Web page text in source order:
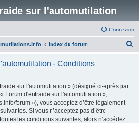
sur l'automutilation
Connexion
Index du forum
h
- Conditions
sur l'automutilation » (désigné ci-après par
Forum d'entraide sur l'automutilation »,
forum »), vous acceptez d’être légalement
Si vous n’acceptez pas d’être
les conditions suivantes, alors n’accédez